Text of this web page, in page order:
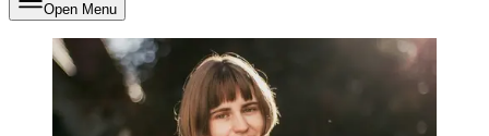
Open Menu